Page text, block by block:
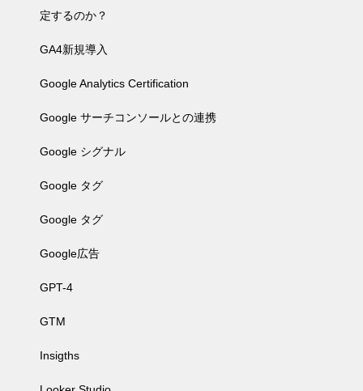
定するのか？
GA4新規導入
Google Analytics Certification
Google サーチコンソールとの連携
Google シグナル
Google タグ
Google タグ
Google広告
GPT-4
GTM
Insigths